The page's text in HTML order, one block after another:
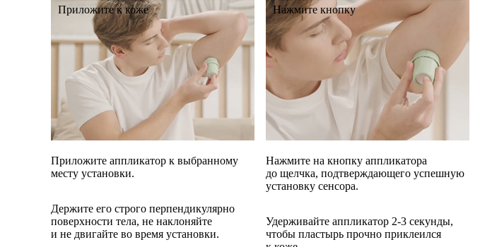
Приложите к коже
Приложите аппликатор к выбранному
месту установки.
Держите его строго перпендикулярно
поверхности тела, не наклоняйте
и не двигайте во время установки.
Нажмите кнопку
Нажмите на кнопку аппликатора
до щелчка, подтверждающего успешную
установку сенсора.
Удерживайте аппликатор 2-3 секунды,
чтобы пластырь прочно приклеился